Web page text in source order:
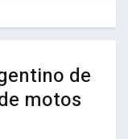
de
motos